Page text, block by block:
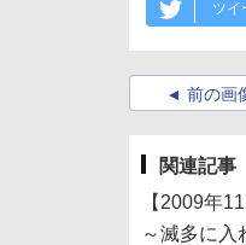
ツイ
前の画
関連記事
【2009年
～滅多に入